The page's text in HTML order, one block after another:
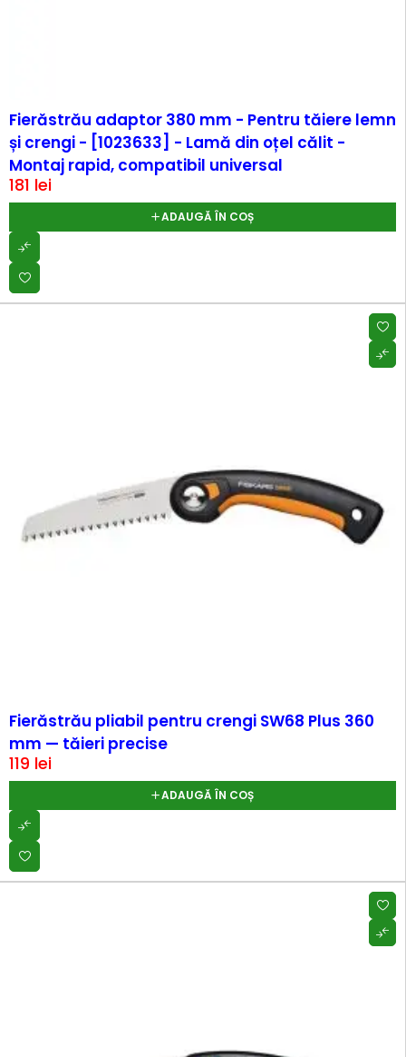
Fierăstrău adaptor 380 mm - Pentru tăiere lemn
și crengi - [1023633] - Lamă din oțel călit -
Montaj rapid, compatibil universal
181 lei
ADAUGĂ ÎN COȘ
Fierăstrău pliabil pentru crengi SW68 Plus 360
mm — tăieri precise
119 lei
ADAUGĂ ÎN COȘ